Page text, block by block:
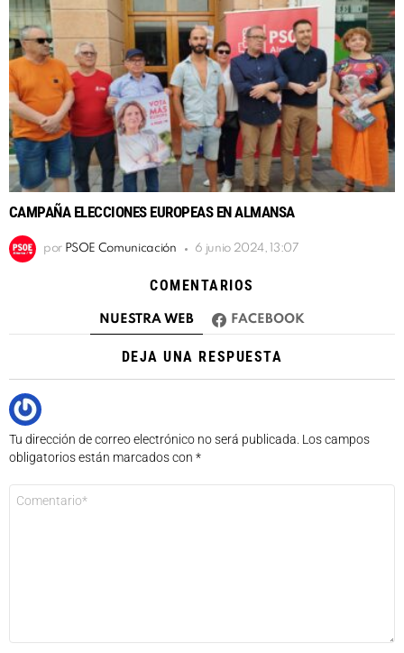
CAMPAÑA ELECCIONES EUROPEAS EN ALMANSA
por PSOE Comunicación 6 junio 2024, 13:07
COMENTARIOS
NUESTRA WEB FACEBOOK
DEJA UNA RESPUESTA
Tu dirección de correo electrónico no será publicada. Los campos
obligatorios están marcados con *